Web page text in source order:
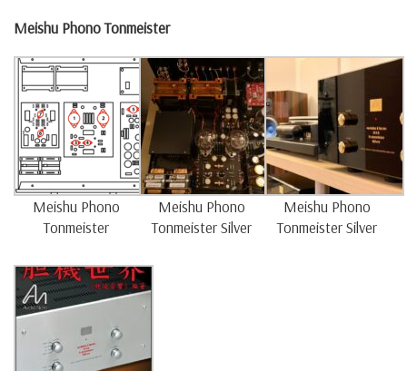
Meishu Phono Tonmeister
Meishu Phono
Tonmeister
Meishu Phono
Tonmeister Silver
Meishu Phono
Tonmeister Silver